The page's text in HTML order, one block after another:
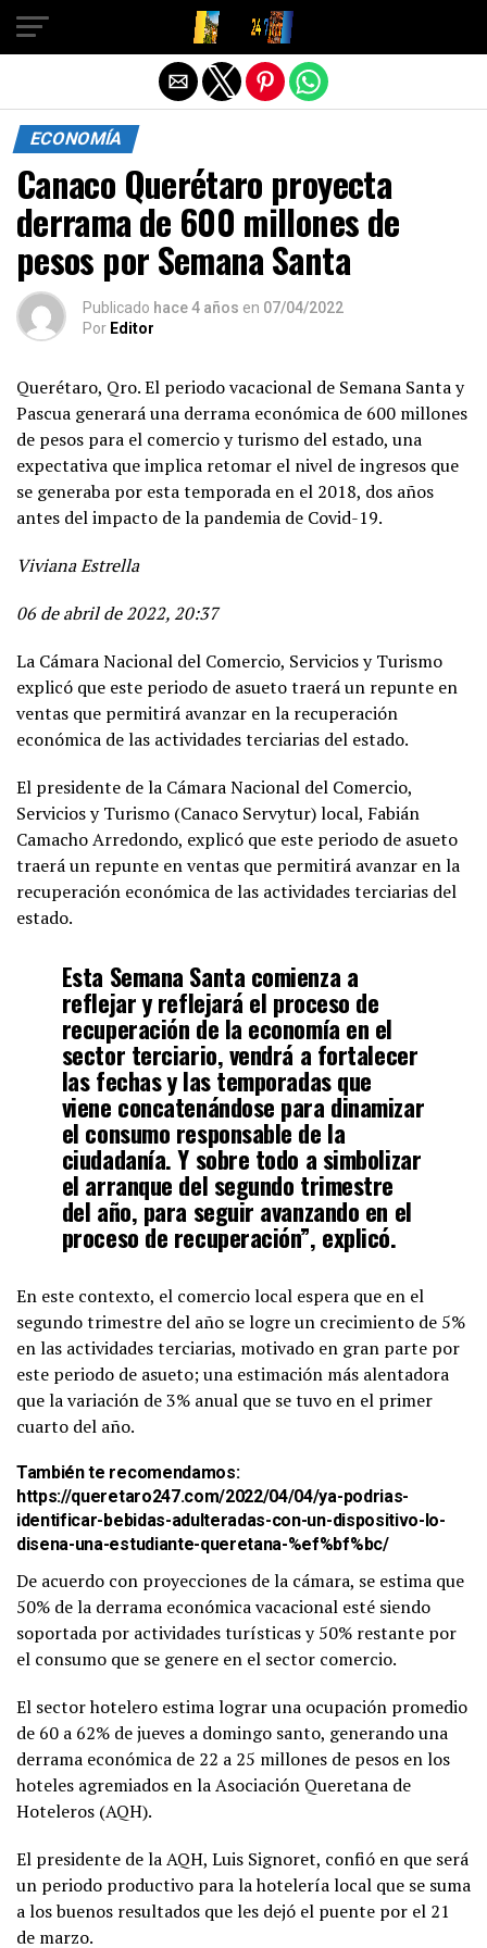
ECONOMÍA
Canaco Querétaro proyecta
derrama de 600 millones de
pesos por Semana Santa
Publicado hace 4 años en 07/04/2022
Por Editor
Querétaro, Qro. El periodo vacacional de Semana Santa y
Pascua generará una derrama económica de 600 millones
de pesos para el comercio y turismo del estado, una
expectativa que implica retomar el nivel de ingresos que
se generaba por esta temporada en el 2018, dos años
antes del impacto de la pandemia de Covid-19.
Viviana Estrella
06 de abril de 2022, 20:37
La Cámara Nacional del Comercio, Servicios y Turismo
explicó que este periodo de asueto traerá un repunte en
ventas que permitirá avanzar en la recuperación
económica de las actividades terciarias del estado.
El presidente de la Cámara Nacional del Comercio,
Servicios y Turismo (Canaco Servytur) local, Fabián
Camacho Arredondo, explicó que este periodo de asueto
traerá un repunte en ventas que permitirá avanzar en la
recuperación económica de las actividades terciarias del
estado.
Esta Semana Santa comienza a
reflejar y reflejará el proceso de
recuperación de la economía en el
sector terciario, vendrá a fortalecer
las fechas y las temporadas que
viene concatenándose para dinamizar
el consumo responsable de la
ciudadanía. Y sobre todo a simbolizar
el arranque del segundo trimestre
del año, para seguir avanzando en el
proceso de recuperación”, explicó.
En este contexto, el comercio local espera que en el
segundo trimestre del año se logre un crecimiento de 5%
en las actividades terciarias, motivado en gran parte por
este periodo de asueto; una estimación más alentadora
que la variación de 3% anual que se tuvo en el primer
cuarto del año.
También te recomendamos:
https://queretaro247.com/2022/04/04/ya-podrias-
identificar-bebidas-adulteradas-con-un-dispositivo-lo-
disena-una-estudiante-queretana-%ef%bf%bc/
De acuerdo con proyecciones de la cámara, se estima que
50% de la derrama económica vacacional esté siendo
soportada por actividades turísticas y 50% restante por
el consumo que se genere en el sector comercio.
El sector hotelero estima lograr una ocupación promedio
de 60 a 62% de jueves a domingo santo, generando una
derrama económica de 22 a 25 millones de pesos en los
hoteles agremiados en la Asociación Queretana de
Hoteleros (AQH).
El presidente de la AQH, Luis Signoret, confió en que será
un periodo productivo para la hotelería local que se suma
a los buenos resultados que les dejó el puente por el 21
de marzo.
Salir de la versión móvil